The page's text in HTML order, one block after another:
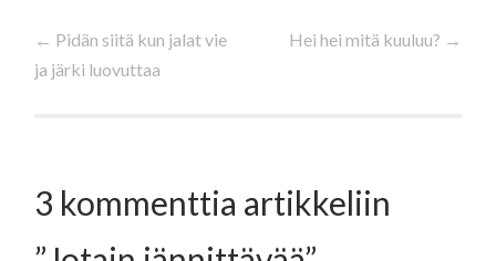
Artikkelien
selaus
← Pidän siitä kun jalat vie
ja järki luovuttaa
Hei hei mitä kuuluu? →
3 kommenttia artikkeliin